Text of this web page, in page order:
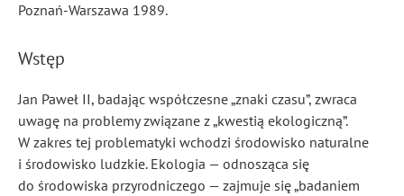
Poznań-Warszawa 1989.
Wstęp
Jan Paweł II, badając współczesne „znaki czasu”, zwraca
uwagę na problemy związane z „kwestią ekologiczną”.
W zakres tej problematyki wchodzi środowisko naturalne
i środowisko ludzkie. Ekologia — odnosząca się
do środowiska przyrodniczego — zajmuje się „badaniem